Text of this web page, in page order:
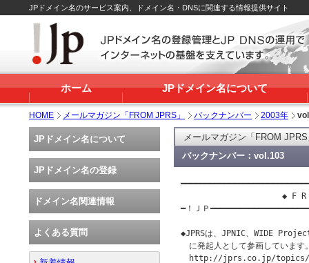
JPドメイン名のサービス案内、ドメイン名・DNSに関連する情報提供サイト
ホーム JPドメイン名について
HOME メールマガジン「FROM JPRS」 バックナンバー 2003年
メールマガジン「FROM
バックナンバー：vol.103
━！ＪＰ
◆JPRSは、JPNIC、WIDE
に発起人として参画しています
http://jprs.co.jp/topics/
JPドメイン名について
JPドメイン名の登録
ドメイン名関連情報
よくある質問